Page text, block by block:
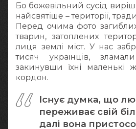
Бо божевільний сусід
найсвятіше – території,
Перед очима фото
тварин, затоплених
лиця землі міст. У нас
тисяч українців,
закинувши їхні маленькі
кордон.
Існує думка, що
переживає свій
далі вона